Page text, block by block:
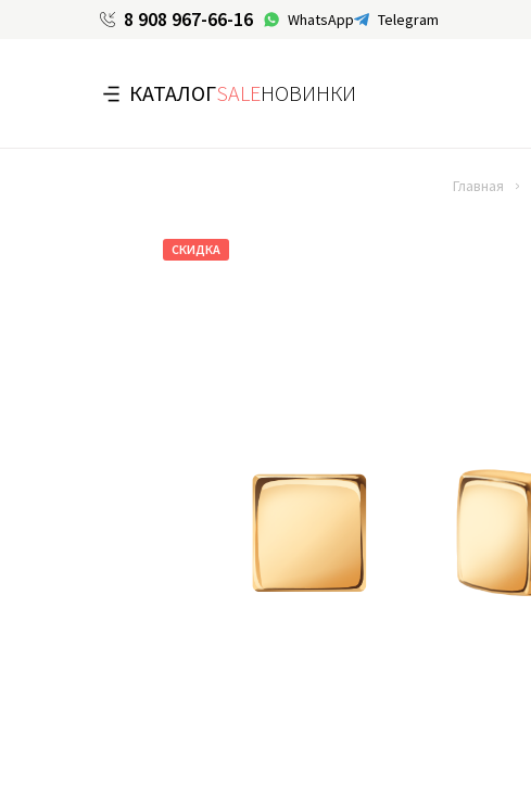
8 908 967-66-16 WhatsApp Telegram
КАТАЛОГSALEНОВИНКИ
Главная
СКИДКА